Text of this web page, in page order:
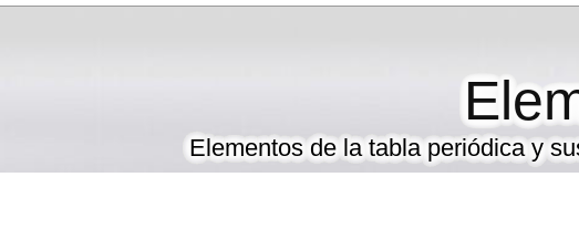
Elementos de la tabla periódica y